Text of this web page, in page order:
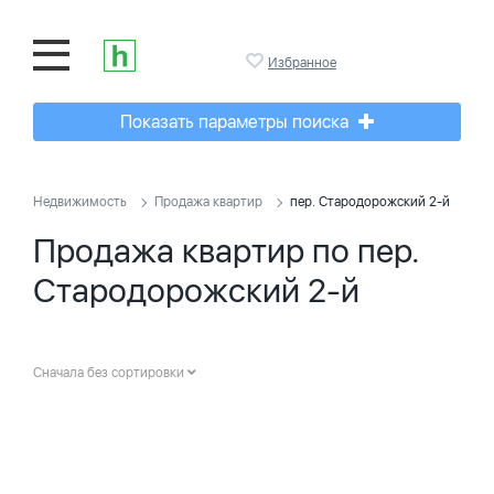
Избранное
Показать параметры поиска
Недвижимость Продажа квартир пер. Стародорожский 2-й
Продажа квартир по пер.
Стародорожский 2-й
Сначала без сортировки